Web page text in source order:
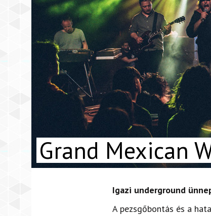
Grand Mexican
Igazi underground
A pezsgőbontás és a